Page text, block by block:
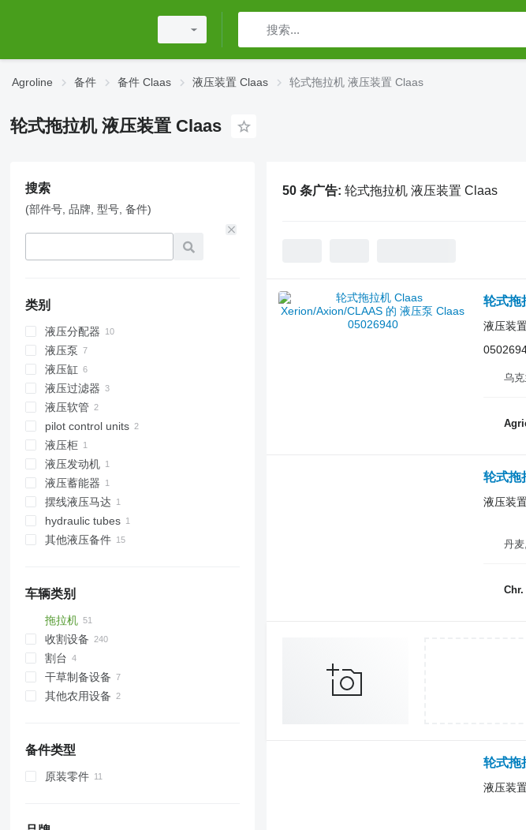
Agroline 备件 备件 Claas 液压装置 Claas 轮式拖拉机 液压装置 Claas
轮式拖拉机 液压装置 Claas
搜索
(部件号, 品牌, 型号, 备件)
类别
液压分配器
液压泵
液压缸
液压过滤器
液压软管
pilot control units
液压柜
液压发动机
液压蓄能器
摆线液压马达
hydraulic tubes
其他液压备件
车辆类别
拖拉机
轮式拖拉机
收割设备
联合收割机
饲料收割机
割台
旋转式玉米收割台
物收割装置
干草制备设备
农业装载机
其他农用设备
备件类型
原装零件
50 条广告: 轮式拖拉机 液压装置 Claas
轮式拖
液压装
乌
轮式拖
液压装
丹
轮式拖
液压装